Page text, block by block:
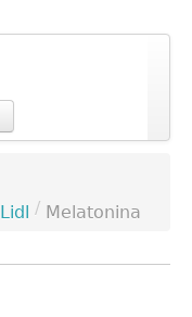
Lidl / Melatonina